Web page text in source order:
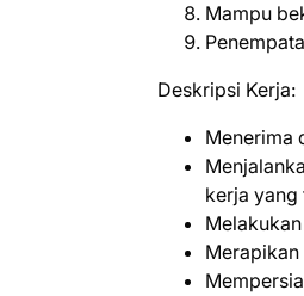
Mampu
Deskripsi Kerja:
Menerima
kerja yang